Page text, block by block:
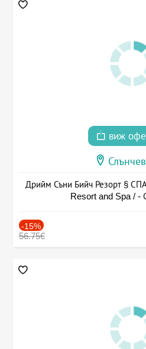
виж
Дрийм Съни Бийч Резорт §
Resort and Spa / -
-15%
56.75€